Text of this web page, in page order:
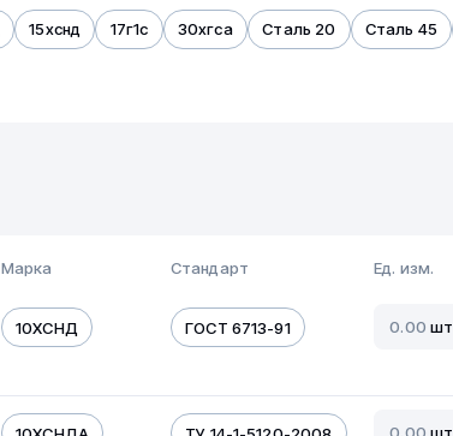
15хснд 17г1с 30хгса Сталь 20 Сталь 45
Марка Стандарт Ед. изм.
10ХСНД ГОСТ 6713-91 шт
шт